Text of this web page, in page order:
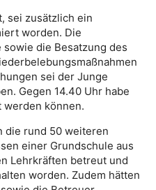
sei zusätzlich ein
worden. Die
die Besatzung des
sei der Junge
Gegen 14.40 Uhr habe
können.
die rund 50 weiteren
einer Grundschule aus
Lehrkräften betreut und
worden. Zudem hätten